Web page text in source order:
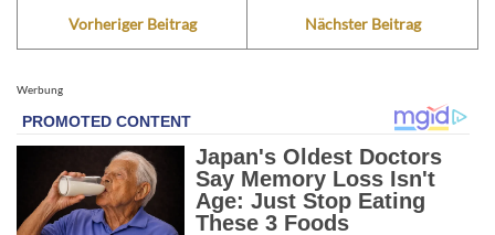
Vorheriger Beitrag Nächster Beitrag
Werbung